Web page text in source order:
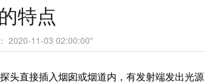
特点
2020-11-03 02:00:00"
头直接插入烟囱或烟道内，有发射端发出光